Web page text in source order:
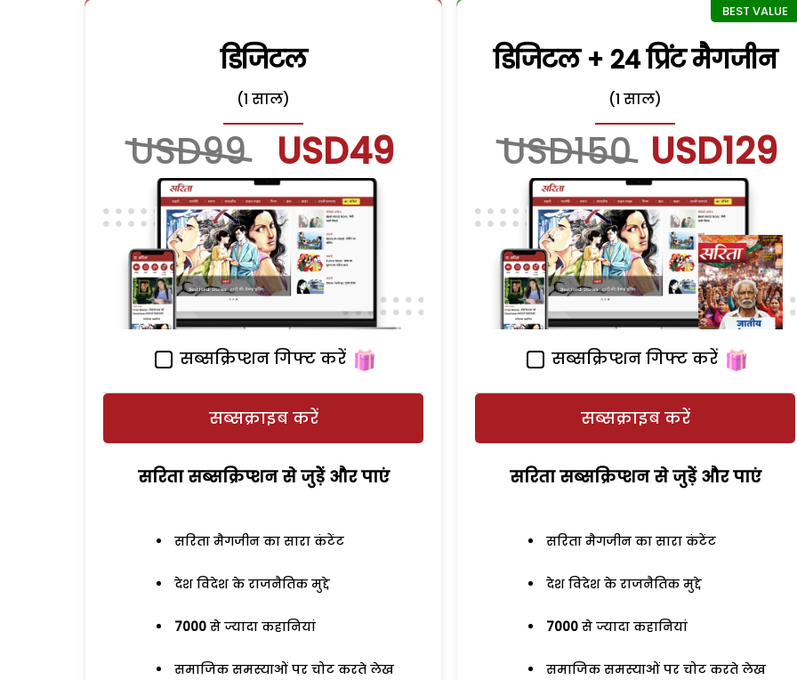
डिजिटल
(1 साल)
USD99 USD49
सब्सक्रिप्शन गिफ्ट करें
सब्सक्राइब करें
सरिता सब्सक्रिप्शन से जुड़ेें और पाएं
सरिता मैगजीन का सारा कंटेंट
देश विदेश के राजनैतिक मुद्दे
7000 से ज्यादा कहानियां
समाजिक समस्याओं पर चोट करते लेख
डिजिटल + 24 प्रिंट मैगजीन
(1 साल)
USD150 USD129
सब्सक्रिप्शन गिफ्ट करें
सब्सक्राइब करें
सरिता सब्सक्रिप्शन से जुड़ेें और पाएं
सरिता मैगजीन का सारा कंटेंट
देश विदेश के राजनैतिक मुद्दे
7000 से ज्यादा कहानियां
समाजिक समस्याओं पर चोट करते लेख